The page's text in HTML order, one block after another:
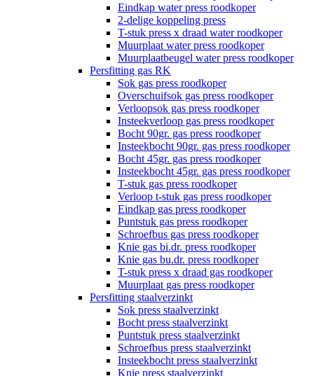
Eindkap water press roodkoper
2-delige koppeling press
T-stuk press x draad water roodkoper
Muurplaat water press roodkoper
Muurplaatbeugel water press roodkoper
Persfitting gas RK
Sok gas press roodkoper
Overschuifsok gas press roodkoper
Verloopsok gas press roodkoper
Insteekverloop gas press roodkoper
Bocht 90gr. gas press roodkoper
Insteekbocht 90gr. gas press roodkoper
Bocht 45gr. gas press roodkoper
Insteekbocht 45gr. gas press roodkoper
T-stuk gas press roodkoper
Verloop t-stuk gas press roodkoper
Eindkap gas press roodkoper
Puntstuk gas press roodkoper
Schroefbus gas press roodkoper
Knie gas bi.dr. press roodkoper
Knie gas bu.dr. press roodkoper
T-stuk press x draad gas roodkoper
Muurplaat gas press roodkoper
Persfitting staalverzinkt
Sok press staalverzinkt
Bocht press staalverzinkt
Puntstuk press staalverzinkt
Schroefbus press staalverzinkt
Insteekbocht press staalverzinkt
Knie press staalverzinkt